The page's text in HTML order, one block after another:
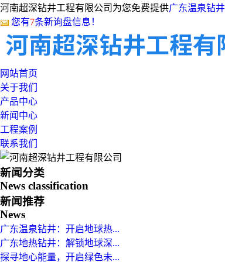
河南超深钻井工程有限公司为您免费提供广东温泉钻井
您有7条新询盘信息！
网站首页
关于我们
产品中心
新闻中心
工程案例
联系我们
新闻分类
News classification
新闻推荐
News
广东温泉钻井：开启地球热...
广东地热钻井：解锁地球深...
探寻地心能量，开启绿色未...